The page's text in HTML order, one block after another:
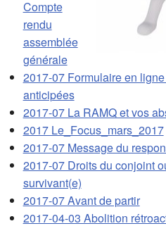
Compte
rendu
assemblée
générale
2017-07 Formulaire en
anticipées
2017-07 La RAMQ et vos
2017 Le_Focus_mars_2017
2017-07 Message du
2017-07 Droits du conjoint
survivant(e)
2017-07 Avant de partir
2017-04-03 Abolition